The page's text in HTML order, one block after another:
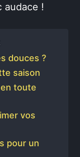
audace !
douces ?
saison
toute
vos
pour un